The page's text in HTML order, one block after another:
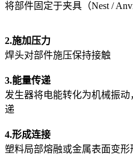
将部件固定于夹具（Nest /
2.施加压力
焊头对部件施压保持接触
3.能量传递
发生器将电能转化为机械振
递
4.形成连接
塑料局部熔融或金属表面变形